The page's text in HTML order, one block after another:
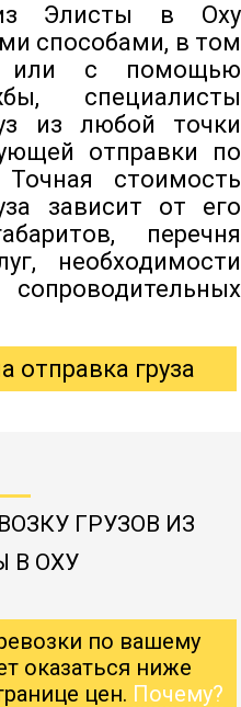
Элисты в Оху
способами, в том
или с помощью
специалисты
из любой точки
отправки по
стоимость
зависит от его
перечня
необходимости
отправка груза
ГРУЗОВ ИЗ
В ОХУ
по вашему
оказаться ниже
цен. Почему?